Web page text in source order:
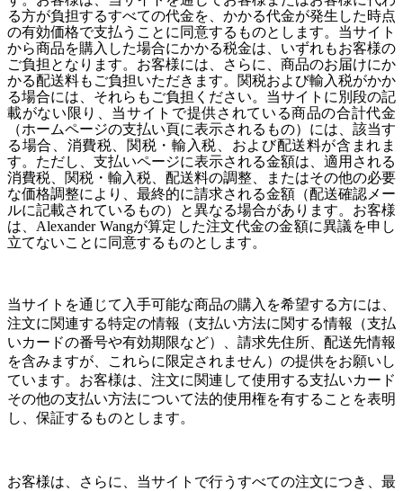
る方が負担するすべての代金を、かかる代金が発生した時点
の有効価格で支払うことに同意するものとします。 当サイト
から商品を購入した場合にかかる税金は、いずれもお客様の
ご負担となります。お客様には、さらに、商品のお届けにか
かる配送料もご負担いただきます。関税および輸入税がかか
る場合には、それらもご負担ください。当サイトに別段の記
載がない限り、当サイトで提供されている商品の合計代金
（ホームページの支払い頁に表示されるもの）には、該当す
る場合、消費税、関税・輸入税、および配送料が含まれま
す。ただし、支払いページに表示される金額は、適用される
消費税、関税・輸入税、配送料の調整、またはその他の必要
な価格調整により、最終的に請求される金額（配送確認メー
ルに記載されているもの）と異なる場合があります。お客様
は、Alexander Wangが算定した注文代金の金額に異議を申し
立てないことに同意するものとします。
当サイトを通じて入手可能な商品の購入を希望する方には、
注文に関連する特定の情報（支払い方法に関する情報（支払
いカードの番号や有効期限など）、請求先住所、配送先情報
を含みますが、これらに限定されません）の提供をお願いし
ています。お客様は、注文に関連して使用する支払いカード
その他の支払い方法について法的使用権を有することを表明
し、保証するものとします。
お客様は、さらに、当サイトで行うすべての注文につき、最